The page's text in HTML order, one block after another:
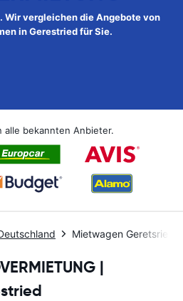
Wir vergleichen die Angebote von
in Gerestried für Sie.
alle bekannten Anbieter.
Mietwagen Geretsried
|